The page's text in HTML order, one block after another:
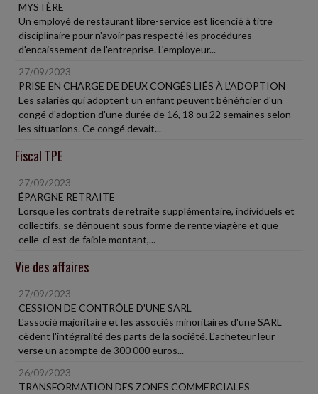
MYSTÈRE
Un employé de restaurant libre-service est licencié à titre
disciplinaire pour n'avoir pas respecté les procédures
d'encaissement de l'entreprise. L'employeur...
27/09/2023
PRISE EN CHARGE DE DEUX CONGÉS LIÉS À L'ADOPTION
Les salariés qui adoptent un enfant peuvent bénéficier d'un
congé d'adoption d'une durée de 16, 18 ou 22 semaines selon
les situations. Ce congé devait...
Fiscal TPE
27/09/2023
ÉPARGNE RETRAITE
Lorsque les contrats de retraite supplémentaire, individuels et
collectifs, se dénouent sous forme de rente viagère et que
celle-ci est de faible montant,...
Vie des affaires
27/09/2023
CESSION DE CONTRÔLE D'UNE SARL
L'associé majoritaire et les associés minoritaires d'une SARL
cèdent l'intégralité des parts de la société. L'acheteur leur
verse un acompte de 300 000 euros...
26/09/2023
TRANSFORMATION DES ZONES COMMERCIALES